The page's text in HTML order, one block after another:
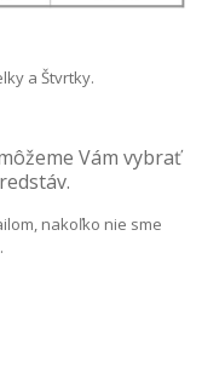
a Štvrtky.
Vám vybrať
nakoľko nie sme